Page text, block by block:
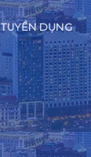
TUYỂN DỤNG